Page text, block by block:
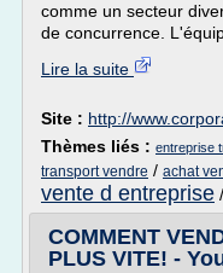
comme un secteur
de concurrence.
Lire la suite
Site : http://
Thèmes liés : entreprise
transport vendre / achat
vente d entreprise /
COMMENT
PLUS VITE! -